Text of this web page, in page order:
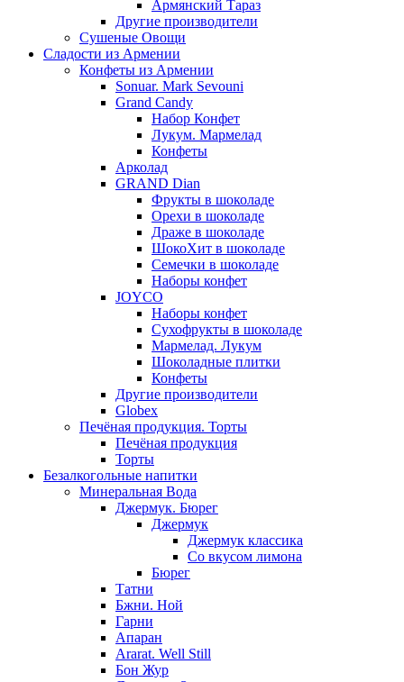
Армянский Тараз
Другие производители
Сушеные Овощи
Сладости из Армении
Конфеты из Армении
Sonuar. Mark Sevouni
Grand Candy
Набор Конфет
Лукум. Мармелад
Конфеты
Арколад
GRAND Dian
Фрукты в шоколаде
Орехи в шоколаде
Драже в шоколаде
ШокоХит в шоколаде
Семечки в шоколаде
Наборы конфет
JOYCO
Наборы конфет
Сухофрукты в шоколаде
Мармелад. Лукум
Шоколадные плитки
Конфеты
Другие производители
Globex
Печёная продукция. Торты
Печёная продукция
Торты
Безалкогольные напитки
Минеральная Вода
Джермук. Бюрег
Джермук
Джермук классика
Со вкусом лимона
Бюрег
Татни
Бжни. Ной
Гарни
Апаран
Ararat. Well Still
Бон Жур